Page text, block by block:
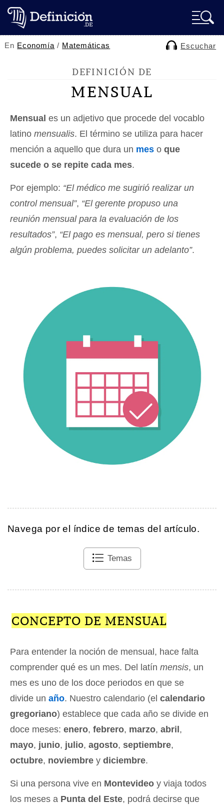
En Economía / Matemáticas Escuchar
DEFINICIÓN DE
MENSUAL
Mensual es un adjetivo que procede del vocablo
latino mensualis. El término se utiliza para hacer
mención a aquello que dura un mes o que
sucede o se repite cada mes.
Por ejemplo: “El médico me sugirió realizar un
control mensual”, “El gerente propuso una
reunión mensual para la evaluación de los
resultados”, “El pago es mensual, pero si tienes
algún problema, puedes solicitar un adelanto”.
Navega por el índice de temas del artículo.
Temas
CONCEPTO DE MENSUAL
Para entender la noción de mensual, hace falta
comprender qué es un mes. Del latín mensis, un
mes es uno de los doce periodos en que se
divide un año. Nuestro calendario (el calendario
gregoriano) establece que cada año se divide en
doce meses: enero, febrero, marzo, abril ,
mayo, junio, julio, agosto, septiembre,
octubre, noviembre y diciembre.
Si una persona vive en Montevideo y viaja todos
los meses a Punta del Este, podrá decirse que